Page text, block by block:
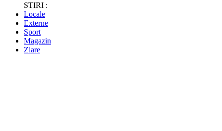
STIRI :
Locale
Externe
Sport
Magazin
Ziare